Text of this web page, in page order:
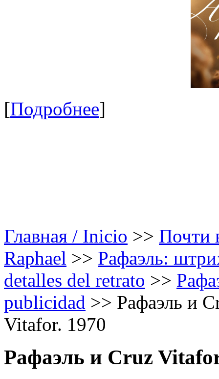
[Подробнее]
Главная / Inicio >> Почти
Raphael >> Рафаэль:
detalles del retrato >>
publicidad >> Рафаэль и
Vitafor. 1970
Рафаэль и Cruz